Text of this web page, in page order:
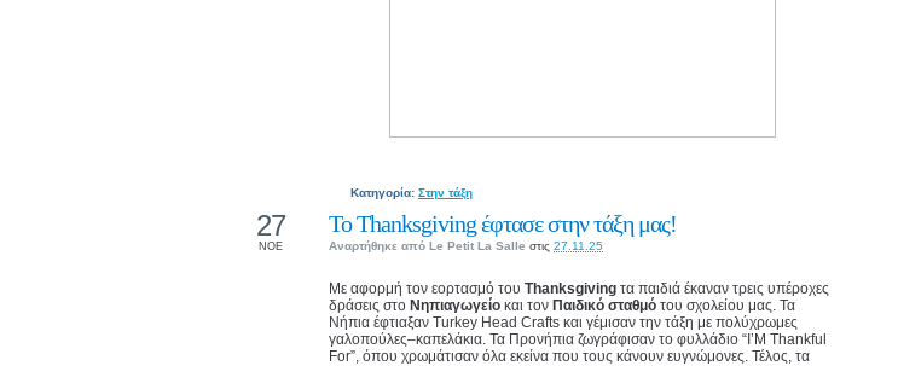
Κατηγορία: Στην τάξη
Το Thanksgiving έφτασε στην τάξη μας!
Αναρτήθηκε από Le Petit La Salle στις 27.11.25
27
ΝΟΕ
Με αφορμή τον εορτασμό του Thanksgiving τα παιδιά έκαναν τρεις υπέροχες
δράσεις στο Νηπιαγωγείο και τον Παιδικό σταθμό του σχολείου μας. Τα
Νήπια έφτιαξαν Turkey Head Crafts και γέμισαν την τάξη με πολύχρωμες
γαλοπούλες–καπελάκια. Τα Προνήπια ζωγράφισαν το φυλλάδιο “I’M Thankful
For”, όπου χρωμάτισαν όλα εκείνα που τους κάνουν ευγνώμονες. Τέλος, τα